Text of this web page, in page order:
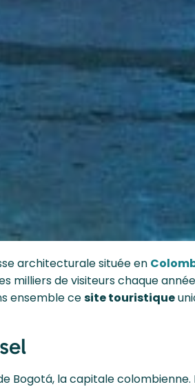
architecturale située en
milliers de visiteurs chaque
ensemble cesite touristique
Bogotá, la capitale colombienne.